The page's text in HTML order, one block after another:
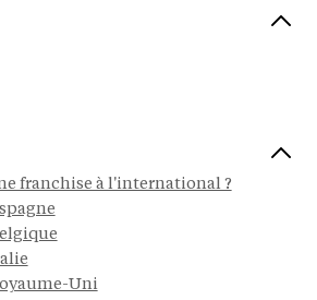
franchise à l'international ?
Uni